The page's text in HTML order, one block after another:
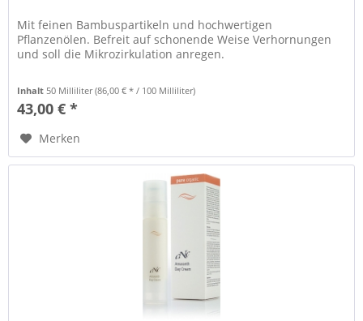
Mit feinen Bambuspartikeln und hochwertigen
Pflanzenölen. Befreit auf schonende Weise Verhornungen
und soll die Mikrozirkulation anregen.
Inhalt 50 Milliliter(86,00 € * / 100 Milliliter)
43,00 € *
Merken